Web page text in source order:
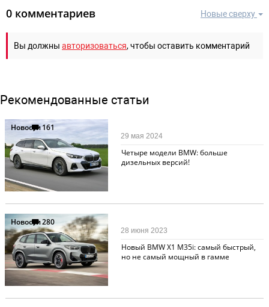
Новые сверху
0 комментариев
Вы должны авторизоваться, чтобы оставить комментарий
Рекомендованные статьи
Новости161
Четыре модели BMW: больше
дизельных версий!
29 мая 2024
Новости280
Новый BMW X1 M35i: самый быстрый,
но не самый мощный в гамме
28 июня 2023